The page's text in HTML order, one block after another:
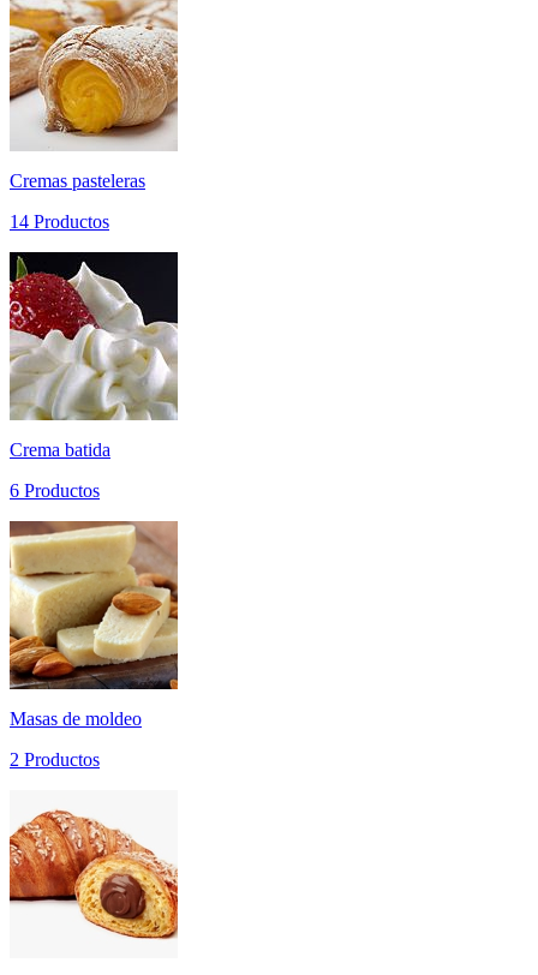
Cremas pasteleras
14 Productos
Crema batida
6 Productos
Masas de moldeo
2 Productos